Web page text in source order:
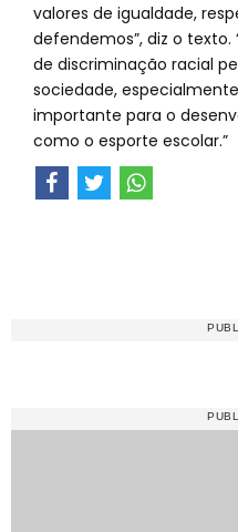
valores de igualdade,
defendemos”, diz o texto.
de discriminação racial
sociedade,
importante para o
como o esporte escolar.”